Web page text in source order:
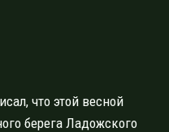
что этой весной
берега Ладожского